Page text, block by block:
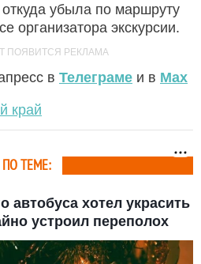
убыла по маршруту
организатора экскурсии.
в Телеграме и в Max
край
ПО ТЕМЕ:
автобуса хотел украсить
устроил переполох